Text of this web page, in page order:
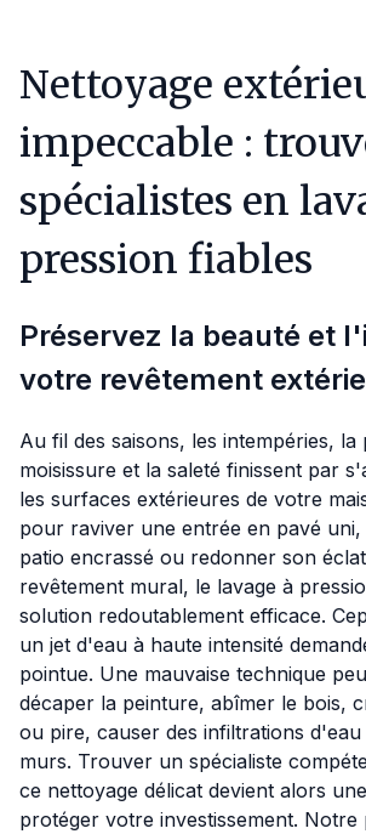
Nettoyage
impeccable :
spécialistes en
pression fiables
Préservez la beauté et
votre revêtement
Au fil des saisons, les intempéries,
moisissure et la saleté finissent par
les surfaces extérieures de votre
pour raviver une entrée en pavé
patio encrassé ou redonner son
revêtement mural, le lavage à
solution redoutablement efficace.
un jet d'eau à haute intensité
pointue. Une mauvaise technique
décaper la peinture, abîmer le bois,
ou pire, causer des infiltrations
murs. Trouver un spécialiste
ce nettoyage délicat devient alors
protéger votre investissement. Notre